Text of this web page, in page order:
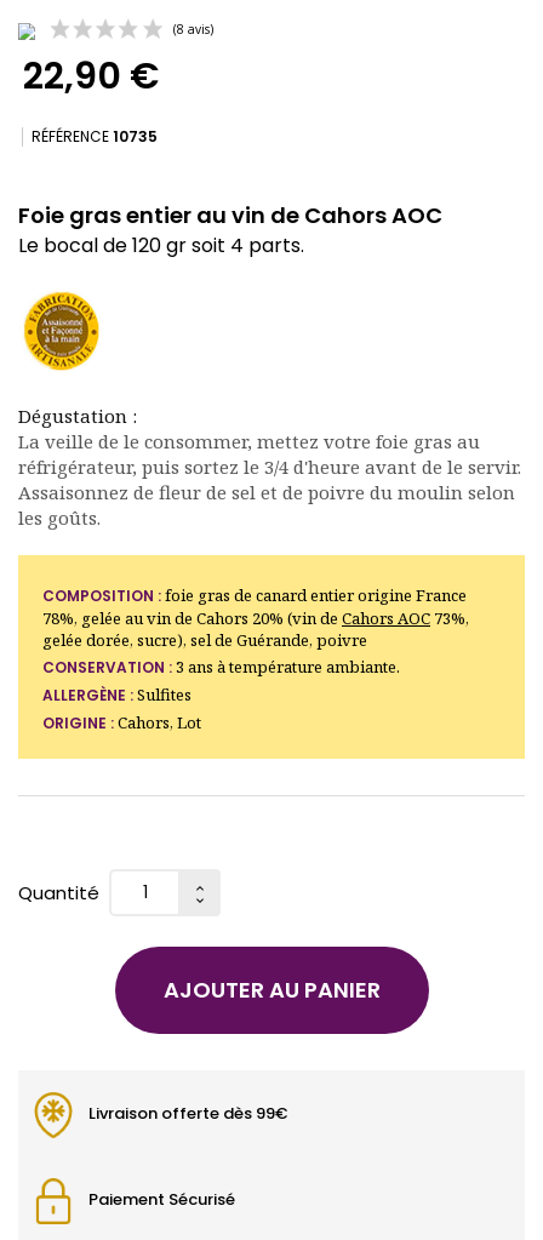
22,90 €
RÉFÉRENCE10735
Foie gras entier au vin de Cahors AOC
Le bocal de 120 gr soit 4 parts.
Dégustation :
La veille de le consommer, mettez votre foie gras au
réfrigérateur, puis sortez le 3/4 d'heure avant de le servir.
Assaisonnez de fleur de sel et de poivre du moulin selon
les goûts.
COMPOSITION :foie gras de canard entier origine France
78%, gelée au vin de Cahors 20% (vin de Cahors AOC 73%,
gelée dorée, sucre), sel de Guérande, poivre
CONSERVATION :3 ans à température ambiante.
ALLERGÈNE :Sulfites
ORIGINE :Cahors, Lot
Quantité
AJOUTER AU PANIER
Livraison offerte dès 99€
Paiement Sécurisé